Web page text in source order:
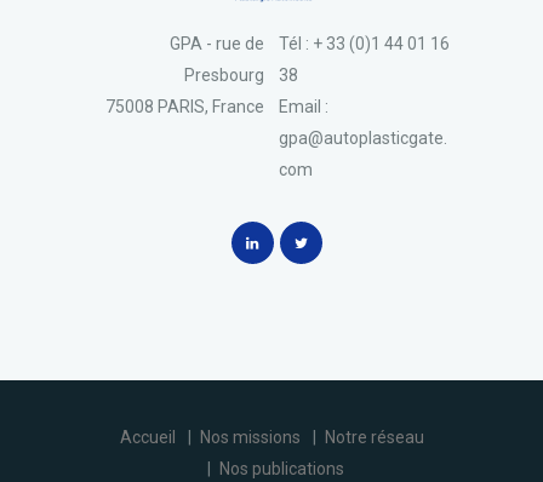
Tél : + 33 (0)1 44 01 16
38
Email :
gpa@autoplasticgate.
com
GPA - rue de
Presbourg
75008 PARIS, France
Accueil Nos missions
Notre réseau
Nos publications